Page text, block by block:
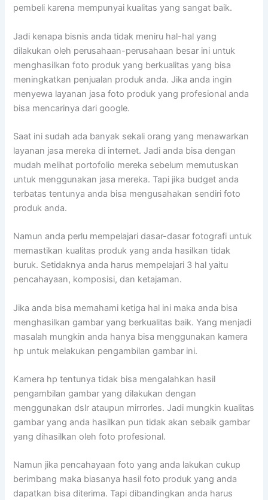
pembeli karena mempunyai kualitas yang sangat baik.
Jadi kenapa bisnis anda tidak meniru hal-hal yang
dilakukan oleh perusahaan-perusahaan besar ini untuk
menghasilkan foto produk yang berkualitas yang bisa
meningkatkan penjualan produk anda. Jika anda ingin
menyewa layanan jasa foto produk yang profesional anda
bisa mencarinya dari google.
Saat ini sudah ada banyak sekali orang yang menawarkan
layanan jasa mereka di internet. Jadi anda bisa dengan
mudah melihat portofolio mereka sebelum memutuskan
untuk menggunakan jasa mereka. Tapi jika budget anda
terbatas tentunya anda bisa mengusahakan sendiri foto
produk anda.
Namun anda perlu mempelajari dasar-dasar fotografi untuk
memastikan kualitas produk yang anda hasilkan tidak
buruk. Setidaknya anda harus mempelajari 3 hal yaitu
pencahayaan, komposisi, dan ketajaman.
Jika anda bisa memahami ketiga hal ini maka anda bisa
menghasilkan gambar yang berkualitas baik. Yang menjadi
masalah mungkin anda hanya bisa menggunakan kamera
hp untuk melakukan pengambilan gambar ini.
Kamera hp tentunya tidak bisa mengalahkan hasil
pengambilan gambar yang dilakukan dengan
menggunakan dslr ataupun mirrorles. Jadi mungkin kualitas
gambar yang anda hasilkan pun tidak akan sebaik gambar
yang dihasilkan oleh foto profesional.
Namun jika pencahayaan foto yang anda lakukan cukup
berimbang maka biasanya hasil foto produk yang anda
dapatkan bisa diterima. Tapi dibandingkan anda harus